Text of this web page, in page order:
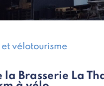
vélotourisme
Brasserie La